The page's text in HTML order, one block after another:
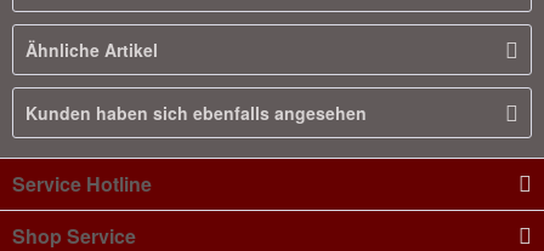
Ähnliche Artikel
Kunden haben sich ebenfalls angesehen
Service Hotline
Shop Service